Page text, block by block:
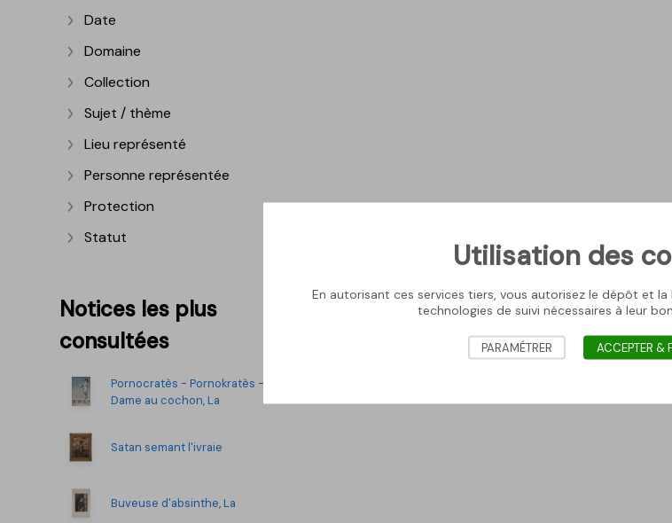
Afficher plus
Date
Afficher plus
Domaine
Afficher plus
Collection
Afficher plus
Sujet / thème
Afficher plus
Lieu représenté
Afficher plus
Personne représentée
Afficher plus
Protection
Afficher plus
Statut
Notices les plus
consultées
Pornocratès - Pornokratès -
Dame au cochon, La
Satan semant l'ivraie
Buveuse d'absinthe, La
Utilisation des
En autorisant ces services tiers, vous autorisez le dépôt et
technologies de suivi nécessaires à leur
PARAMÉTRER ACCEPTER &